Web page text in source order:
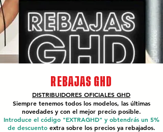
REBAJAS GHD
DISTRIBUIDORES OFICIALES GHD
Siempre tenemos todos los modelos, las últimas
novedades y con el mejor precio posible.
Introduce el código "EXTRAGHD" y obtendrás un 5%
de descuento extra sobre los precios ya rebajados.